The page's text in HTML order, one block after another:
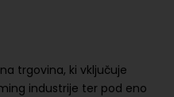
trgovina, ki vključuje
industrije ter pod eno